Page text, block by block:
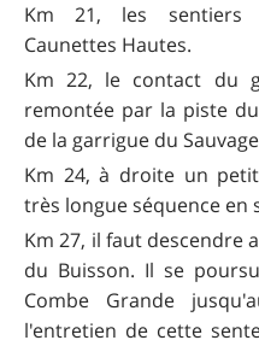
Km 21, les sentiers
Caunettes Hautes.
Km 22, le contact du
remontée par la piste
de la garrigue du
Km 24, à droite un
très longue séquence en
Km 27, il faut descendre
du Buisson. Il se
Combe Grande
l'entretien de cette